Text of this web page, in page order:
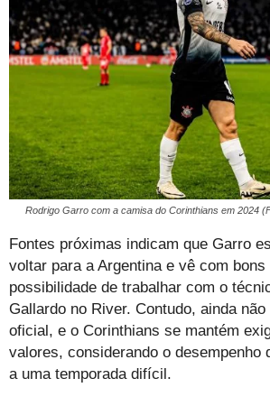
Rodrigo Garro com a camisa do Corinthians em 2024
Fontes próximas indicam que Garro
voltar para a Argentina e vê com bons
possibilidade de trabalhar com o
Gallardo no River. Contudo, ainda
oficial, e o Corinthians se mantém
valores, considerando o desempenho
a uma temporada difícil.